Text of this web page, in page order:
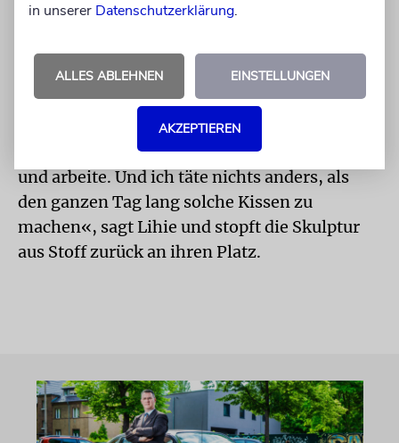
zieht ein Kissen hinter ihrem Rücken hervor,
es hat die Form eines Tapirs. Der Körper ist
mit kleinen schwarzen Affen bemalt. »Wenn
es so etwas wie einen Wunsch gäbe, würde ich
mich in einem Ladenlokal sehen, wo ich lebe
und arbeite. Und ich täte nichts anders, als
den ganzen Tag lang solche Kissen zu
machen«, sagt Lihie und stopft die Skulptur
aus Stoff zurück an ihren Platz.
in unserer Datenschutzerklärung.
ALLES ABLEHNEN EINSTELLUNGEN
AKZEPTIEREN